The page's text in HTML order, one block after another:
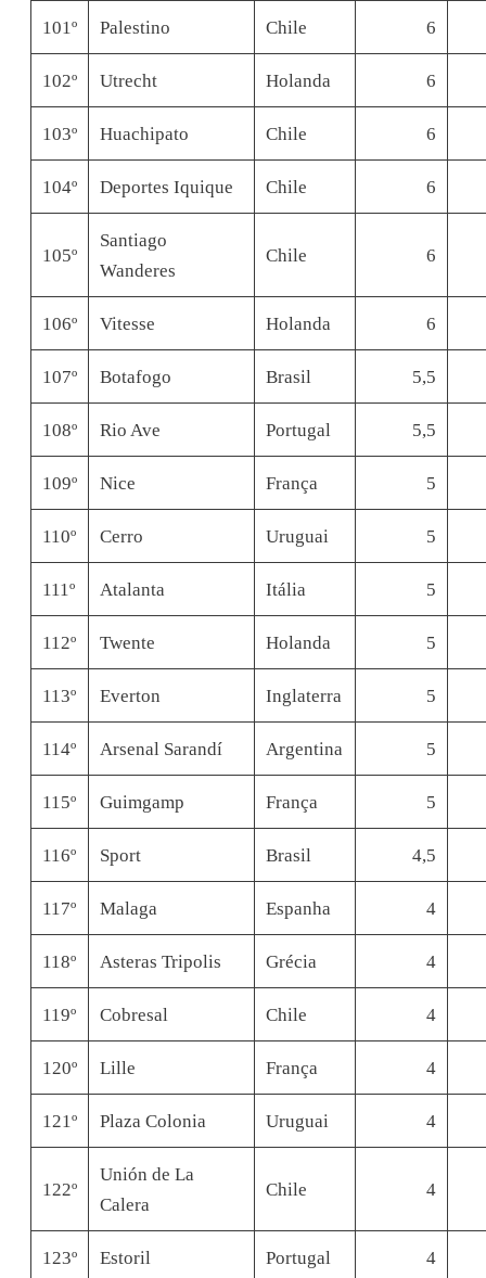
101º Palestino Chile 6
102º Utrecht Holanda 6
103º Huachipato Chile 6
104º Deportes Iquique Chile 6
105º
Santiago
Wanderes
Chile 6
106º Vitesse Holanda 6
107º Botafogo Brasil 5,5
108º Rio Ave Portugal 5,5
109º Nice França 5
110º Cerro Uruguai 5
111º Atalanta Itália 5
112º Twente Holanda 5
113º Everton Inglaterra 5
114º Arsenal Sarandí Argentina 5
115º Guimgamp França 5
116º Sport Brasil 4,5
117º Malaga Espanha 4
118º Asteras Tripolis Grécia 4
119º Cobresal Chile 4
120º Lille França 4
121º Plaza Colonia Uruguai 4
122º
Unión de La
Calera
Chile 4
123º Estoril Portugal 4